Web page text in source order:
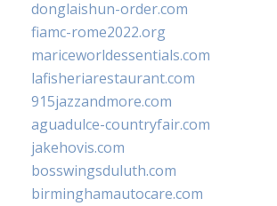
donglaishun-order.com
fiamc-rome2022.org
mariceworldessentials.com
lafisheriarestaurant.com
915jazzandmore.com
aguadulce-countryfair.com
jakehovis.com
bosswingsduluth.com
birminghamautocare.com